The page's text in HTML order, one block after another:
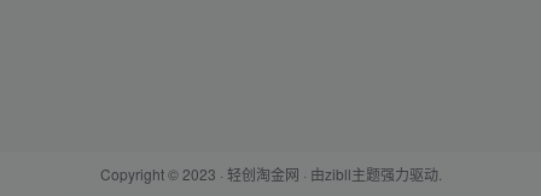
Copyright © 2023 · 轻创淘金网 · 由zibll主题强力驱动.